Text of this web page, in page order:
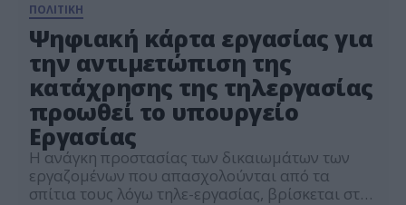
ΠΟΛΙΤΙΚΗ
Ψηφιακή κάρτα εργασίας για
την αντιμετώπιση της
κατάχρησης της τηλεργασίας
προωθεί το υπουργείο
Εργασίας
Η ανάγκη προστασίας των δικαιωμάτων των
εργαζομένων που απασχολούνται από τα
σπίτια τους λόγω τηλε-εργασίας, βρίσκεται στο